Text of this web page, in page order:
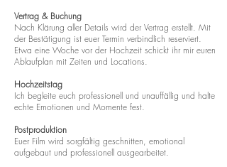
Vertrag & Buchung
Nach Klärung aller Details wird der Vertrag erstellt. Mit
der Bestätigung ist euer Termin verbindlich reserviert.
Etwa eine Woche vor der Hochzeit schickt ihr mir euren
Ablaufplan mit Zeiten und Locations.
Hochzeitstag
Ich begleite euch professionell und unauffällig und halte
echte Emotionen und Momente fest.
Postproduktion
Euer Film wird sorgfältig geschnitten, emotional
aufgebaut und professionell ausgearbeitet.